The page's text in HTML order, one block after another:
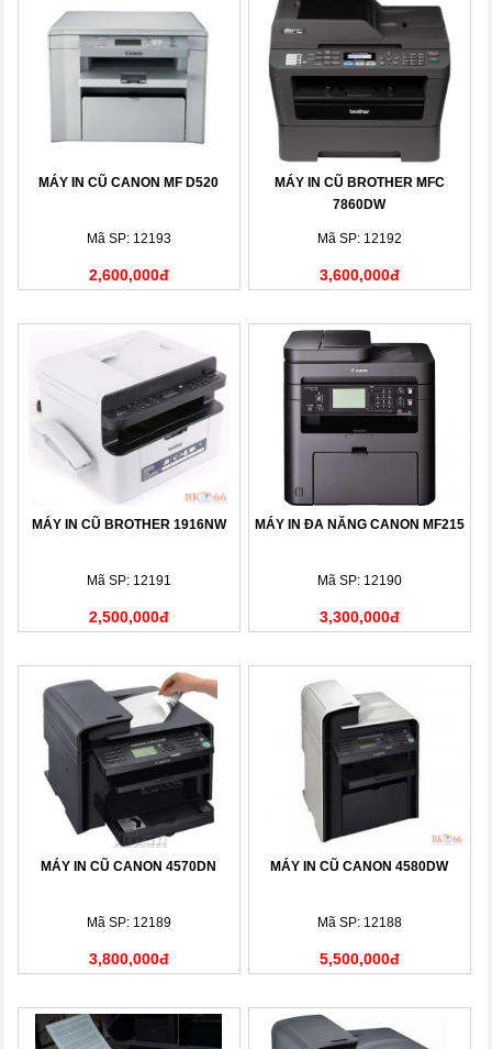
MÁY IN CŨ CANON MF D520
Mã SP: 12193
2,600,000đ
MÁY IN CŨ BROTHER MFC
7860DW
Mã SP: 12192
3,600,000đ
MÁY IN CŨ BROTHER 1916NW
Mã SP: 12191
2,500,000đ
MÁY IN ĐA NĂNG CANON MF215
Mã SP: 12190
3,300,000đ
MÁY IN CŨ CANON 4570DN
Mã SP: 12189
3,800,000đ
MÁY IN CŨ CANON 4580DW
Mã SP: 12188
5,500,000đ